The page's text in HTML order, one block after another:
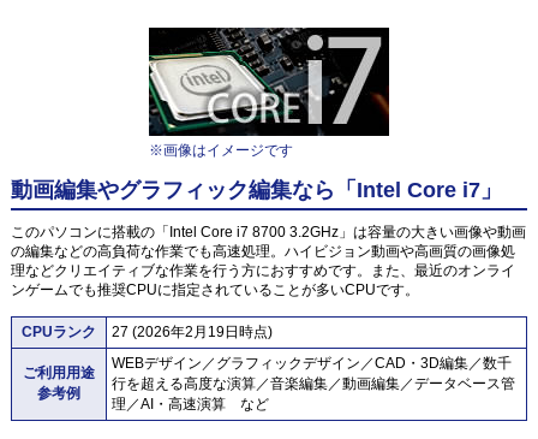
※画像はイメージです
動画編集やグラフィック編集なら「Intel Core i7」
このパソコンに搭載の「Intel Core i7 8700 3.2GHz」は容量の大きい画像や動画
の編集などの高負荷な作業でも高速処理。ハイビジョン動画や高画質の画像処
理などクリエイティブな作業を行う方におすすめです。また、最近のオンライ
ンゲームでも推奨CPUに指定されていることが多いCPUです。
CPUランク 27 (2026年2月19日時点)
ご利用用途
参考例
WEBデザイン／グラフィックデザイン／CAD・3D編集／数千
行を超える高度な演算／音楽編集／動画編集／データベース管
理／AI・高速演算 など